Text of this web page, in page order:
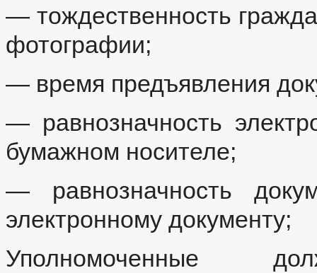
— тождественность
фотографии;
— время предъявления
— равнозначность
бумажном носителе;
— равнозначность
электронному документу;
Уполномоченные